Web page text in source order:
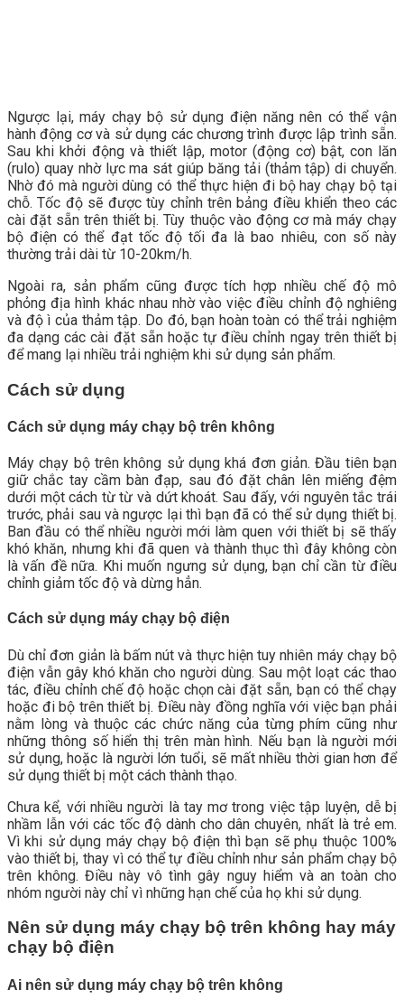
Ngược lại, máy chạy bộ sử dụng điện năng nên có thể vận
hành động cơ và sử dụng các chương trình được lập trình sẵn.
Sau khi khởi động và thiết lập, motor (động cơ) bật, con lăn
(rulo) quay nhờ lực ma sát giúp băng tải (thảm tập) di chuyển.
Nhờ đó mà người dùng có thể thực hiện đi bộ hay chạy bộ tại
chỗ. Tốc độ sẽ được tùy chỉnh trên bảng điều khiển theo các
cài đặt sẵn trên thiết bị. Tùy thuộc vào động cơ mà máy chạy
bộ điện có thể đạt tốc độ tối đa là bao nhiêu, con số này
thường trải dài từ 10-20km/h.
Ngoài ra, sản phẩm cũng được tích hợp nhiều chế độ mô
phỏng địa hình khác nhau nhờ vào việc điều chỉnh độ nghiêng
và độ ì của thảm tập. Do đó, bạn hoàn toàn có thể trải nghiệm
đa dạng các cài đặt sẵn hoặc tự điều chỉnh ngay trên thiết bị
để mang lại nhiều trải nghiệm khi sử dụng sản phẩm.
Cách sử dụng
Cách sử dụng máy chạy bộ trên không
Máy chạy bộ trên không sử dụng khá đơn giản. Đầu tiên bạn
giữ chắc tay cầm bàn đạp, sau đó đặt chân lên miếng đệm
dưới một cách từ từ và dứt khoát. Sau đấy, với nguyên tắc trái
trước, phải sau và ngược lại thì bạn đã có thể sử dụng thiết bị.
Ban đầu có thể nhiều người mới làm quen với thiết bị sẽ thấy
khó khăn, nhưng khi đã quen và thành thục thì đây không còn
là vấn đề nữa. Khi muốn ngưng sử dụng, bạn chỉ cần từ điều
chỉnh giảm tốc độ và dừng hẳn.
Cách sử dụng máy chạy bộ điện
Dù chỉ đơn giản là bấm nút và thực hiện tuy nhiên máy chạy bộ
điện vẫn gây khó khăn cho người dùng. Sau một loạt các thao
tác, điều chỉnh chế độ hoặc chọn cài đặt sẵn, bạn có thể chạy
hoặc đi bộ trên thiết bị. Điều này đồng nghĩa với việc bạn phải
nằm lòng và thuộc các chức năng của từng phím cũng như
những thông số hiển thị trên màn hình. Nếu bạn là người mới
sử dụng, hoặc là người lớn tuổi, sẽ mất nhiều thời gian hơn để
sử dụng thiết bị một cách thành thạo.
Chưa kể, với nhiều người là tay mơ trong việc tập luyện, dễ bị
nhầm lẫn với các tốc độ dành cho dân chuyên, nhất là trẻ em.
Vì khi sử dụng máy chạy bộ điện thì bạn sẽ phụ thuộc 100%
vào thiết bị, thay vì có thể tự điều chỉnh như sản phẩm chạy bộ
trên không. Điều này vô tình gây nguy hiểm và an toàn cho
nhóm người này chỉ vì những hạn chế của họ khi sử dụng.
Nên sử dụng máy chạy bộ trên không hay máy
chạy bộ điện
Ai nên sử dụng máy chạy bộ trên không